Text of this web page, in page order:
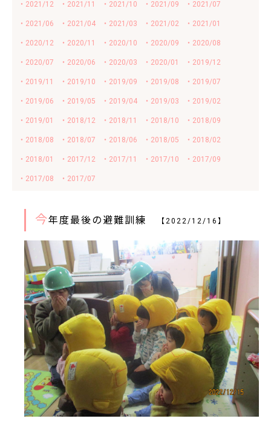
・2021/12 ・2021/11 ・2021/10 ・2021/09 ・2021/07
・2021/06 ・2021/04 ・2021/03 ・2021/02 ・2021/01
・2020/12 ・2020/11 ・2020/10 ・2020/09 ・2020/08
・2020/07 ・2020/06 ・2020/03 ・2020/01 ・2019/12
・2019/11 ・2019/10 ・2019/09 ・2019/08 ・2019/07
・2019/06 ・2019/05 ・2019/04 ・2019/03 ・2019/02
・2019/01 ・2018/12 ・2018/11 ・2018/10 ・2018/09
・2018/08 ・2018/07 ・2018/06 ・2018/05 ・2018/02
・2018/01 ・2017/12 ・2017/11 ・2017/10 ・2017/09
・2017/08 ・2017/07
今年度最後の避難訓練 【2022/12/16】